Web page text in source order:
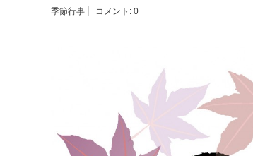
季節行事 コメント: 0